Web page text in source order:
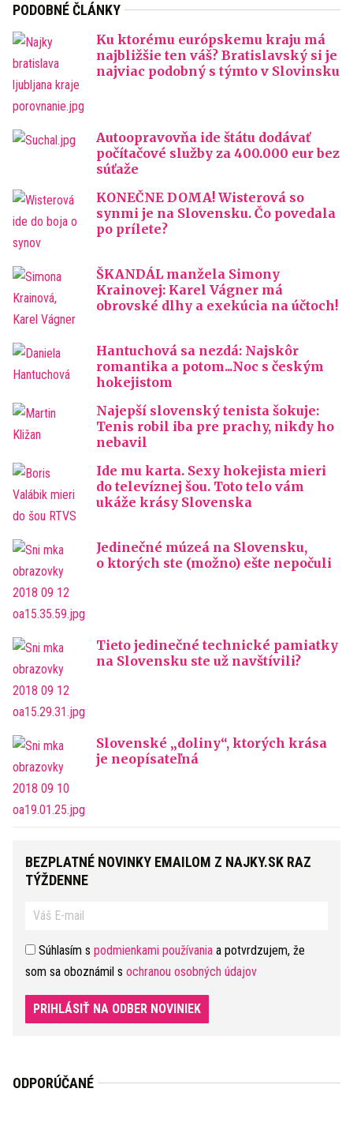
PODOBNÉ ČLÁNKY
Ku ktorému európskemu kraju má
najbližšie ten váš? Bratislavský si je
najviac podobný s týmto v Slovinsku
Autoopravovňa ide štátu dodávať
počítačové služby za 400.000 eur bez
súťaže
KONEČNE DOMA! Wisterová so
synmi je na Slovensku. Čo povedala
po prílete?
ŠKANDÁL manžela Simony
Krainovej: Karel Vágner má
obrovské dlhy a exekúcia na účtoch!
Hantuchová sa nezdá: Najskôr
romantika a potom...Noc s českým
hokejistom
Najepší slovenský tenista šokuje:
Tenis robil iba pre prachy, nikdy ho
nebavil
Ide mu karta. Sexy hokejista mieri
do televíznej šou. Toto telo vám
ukáže krásy Slovenska
Jedinečné múzeá na Slovensku,
o ktorých ste (možno) ešte nepočuli
Tieto jedinečné technické pamiatky
na Slovensku ste už navštívili?
Slovenské „doliny“, ktorých krása
je neopísateľná
BEZPLATNÉ NOVINKY EMAILOM Z NAJKY.SK RAZ
TÝŽDENNE
Súhlasím s podmienkami používania a potvrdzujem, že
som sa oboznámil s ochranou osobných údajov
PRIHLÁSIŤ NA ODBER NOVINIEK
ODPORÚČANÉ